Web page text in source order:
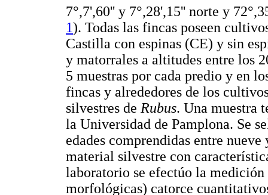
7°,7',60'' y 7°,28',15'' norte y
1). Todas las fincas poseen
Castilla con espinas (CE) y sin
y matorrales a altitudes entre los
5 muestras por cada predio y en
fincas y alrededores de los
silvestres de Rubus. Una muestra
la Universidad de Pamplona. Se
edades comprendidas entre
material silvestre con
laboratorio se efectúo la
morfológicas) catorce